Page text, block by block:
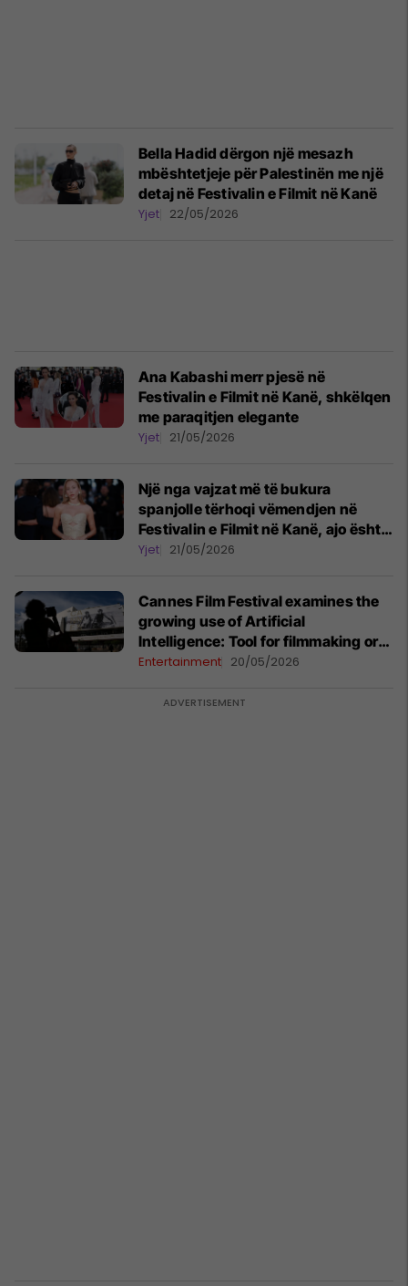
Bella Hadid dërgon një mesazh
mbështetjeje për Palestinën me një
detaj në Festivalin e Filmit në Kanë
Yjet 22/05/2026
Ana Kabashi merr pjesë në
Festivalin e Filmit në Kanë, shkëlqen
me paraqitjen elegante
Yjet 21/05/2026
Një nga vajzat më të bukura
spanjolle tërhoqi vëmendjen në
Festivalin e Filmit në Kanë, ajo është
në lidhje me Kylian Mbappe
Yjet 21/05/2026
Cannes Film Festival examines the
growing use of Artificial
Intelligence: Tool for filmmaking or
existential threat?
Entertainment 20/05/2026